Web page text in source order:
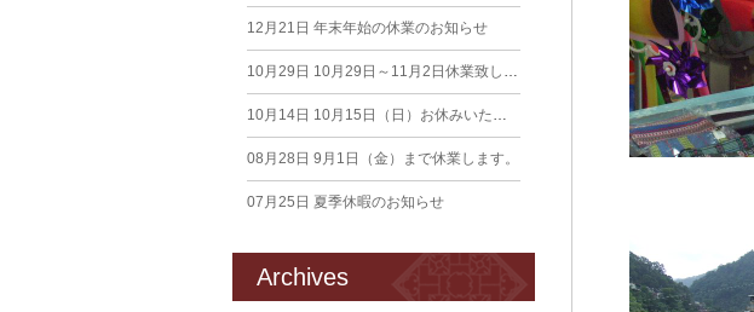
12月21日 年末年始の休業のお知らせ
10月29日 10月29日～11月2日休業致します
10月14日 10月15日（日）お休みいたします。
08月28日 9月1日（金）まで休業します。
07月25日 夏季休暇のお知らせ
Archives